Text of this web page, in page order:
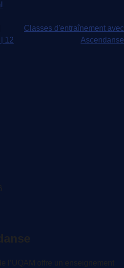
12
Classes d'entraînement avec
Ascendanse
l’UQAM offre un enseignement